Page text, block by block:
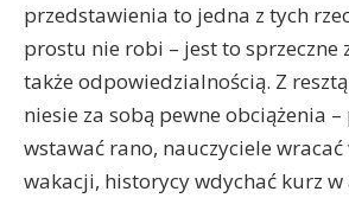
przedstawienia to jedna z tych
prostu nie robi – jest to sprzeczne
także odpowiedzialnością. Z
niesie za sobą pewne obciążenia
wstawać rano, nauczyciele wracać
wakacji, historycy wdychać kurz w